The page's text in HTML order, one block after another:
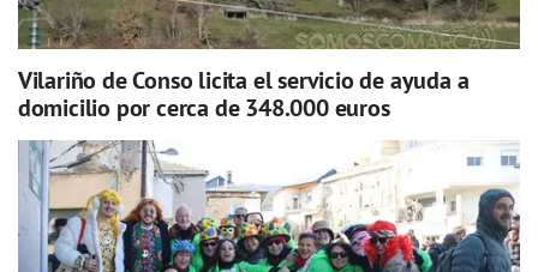
Vilariño de Conso licita el servicio de ayuda a
domicilio por cerca de 348.000 euros